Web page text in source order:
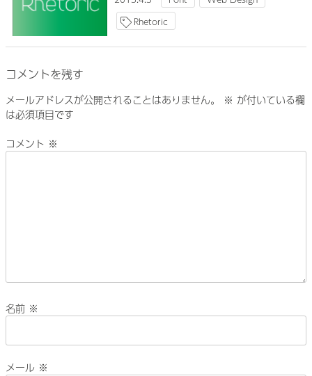
Rhetoric
コメントを残す
メールアドレスが公開されることはありません。 ※ が付いている欄
は必須項目です
コメント ※
名前 ※
メール ※